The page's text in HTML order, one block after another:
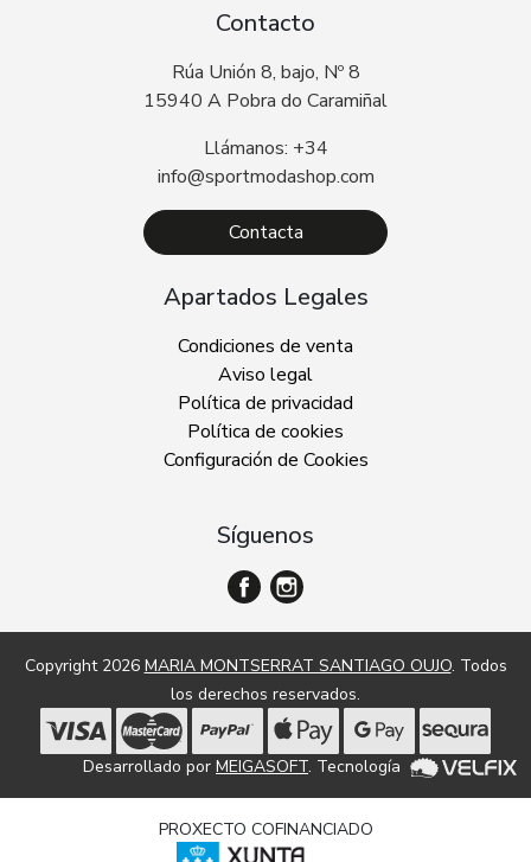
Contacto
Rúa Unión 8, bajo, Nº 8
15940 A Pobra do Caramiñal
Llámanos: +34
info@sportmodashop.com
Contacta
Apartados Legales
Condiciones de venta
Aviso legal
Política de privacidad
Política de cookies
Configuración de Cookies
Síguenos
Copyright 2026 MARIA MONTSERRAT SANTIAGO OUJO. Todos
los derechos reservados.
Desarrollado por MEIGASOFT. Tecnología
PROXECTO COFINANCIADO